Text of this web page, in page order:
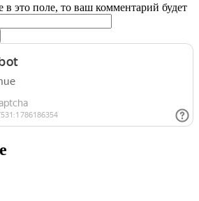
в это поле, то ваш комментарий будет